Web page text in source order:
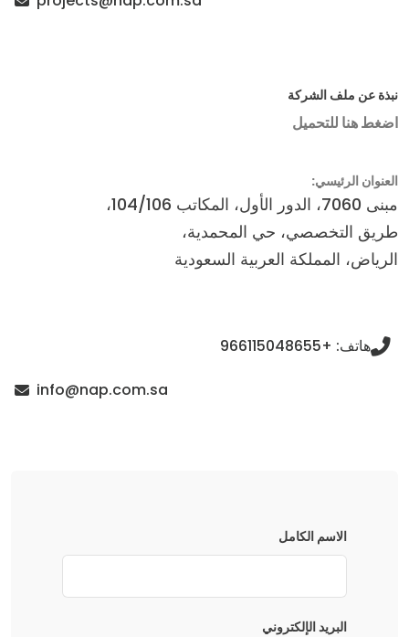
نبذة عن ملف الشركة
اضغط هنا للتحميل
العنوان الرئيسي:
مبنى 7060، الدور الأول، المكاتب 104/106،
طريق التخصصي، حي المحمدية،
الرياض، المملكة العربية السعودية
هاتف: +966115048655
info@nap.com.sa
الاسم الكامل
البريد الإلكتروني